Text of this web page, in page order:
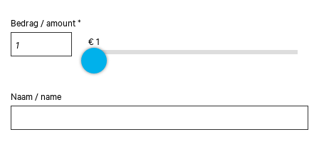
Bedrag / amount *
€ 1
Naam / name